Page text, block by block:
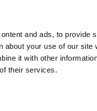
and ads, to provide
about your use of our
it with other
their services.